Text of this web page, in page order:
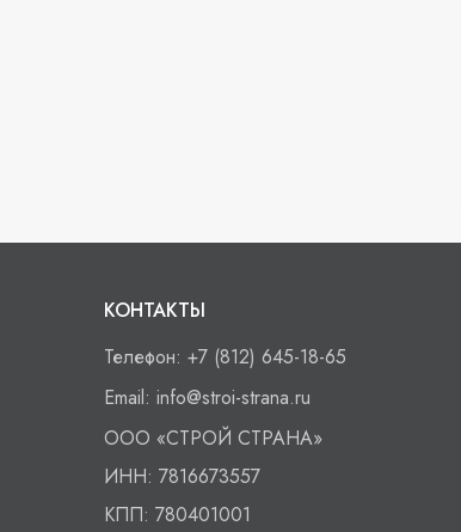
КОНТАКТЫ
Телефон: +7 (812) 645-18-65
Email: info@stroi-strana.ru
ООО «СТРОЙ СТРАНА»
ИНН: 7816673557
КПП: 780401001